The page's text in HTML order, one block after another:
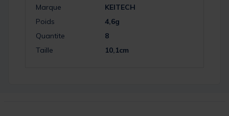
Marque
KEITECH
Poids
4,6g
Quantite
8
Taille
10,1cm